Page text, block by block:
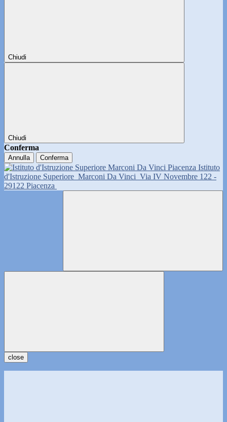
Chiudi
Chiudi
Conferma
Annulla Conferma
Istituto
d'Istruzione Superiore Marconi Da Vinci Via IV Novembre 122 -
29122 Piacenza
close